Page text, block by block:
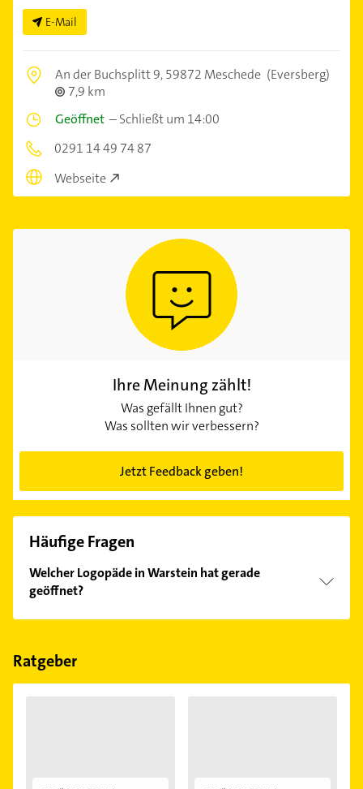
E-Mail
An der Buchsplitt 9,59872 Meschede (Eversberg)
7,9 km
Geöffnet –Schließt um 14:00
0291 14 49 74 87
Webseite
Ihre Meinung zählt!
Was gefällt Ihnen gut?
Was sollten wir verbessern?
Jetzt Feedback geben!
Häufige Fragen
Welcher Logopäde in Warstein hat gerade
geöffnet?
Im Anbieter-Bereich finden Sie alleÖffnungszeiten.
Feiertagen abweichen können.
Ratgeber